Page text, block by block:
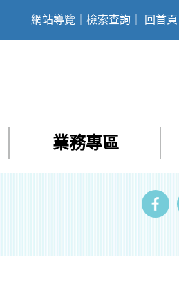
::: 網站導覽 檢索查詢 回首頁
業務專區